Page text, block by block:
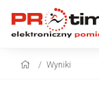
Wyniki